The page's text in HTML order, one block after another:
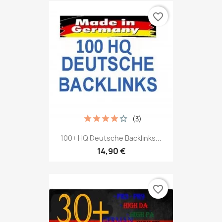
100+ HQ Deutsche Backlinks...
14,90 €
(3)
favorite_border
favorite_border